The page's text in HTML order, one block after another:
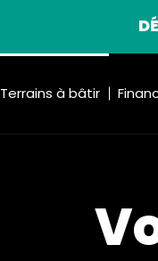
Terrains à bâtir